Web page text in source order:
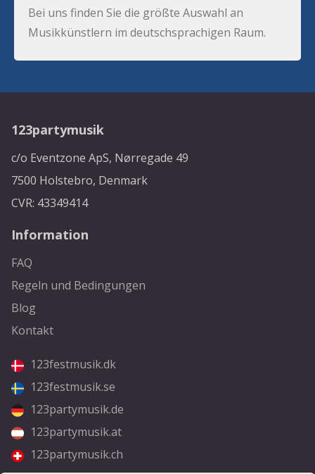
Bei uns finden Sie die größte Auswahl an
Musikkünstlern im deutschsprachigen Raum.
123partymusik
c/o Eventzone ApS, Nørregade 49
7500 Holstebro, Denmark
CVR: 43349414
Information
FAQ
Regeln und Bedingungen
Blog
Kontakt
123festmusik.dk
123festmusik.se
123partymusik.de
123partymusik.at
123partymusik.ch